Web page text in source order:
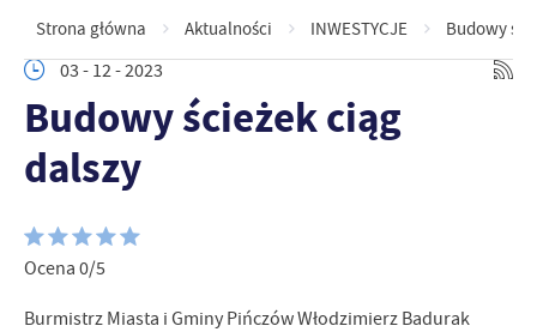
Strona główna Aktualności INWESTYCJE
Budowy
03 - 12 - 2023
Budowy ścieżek ciąg
dalszy
Ocena 0/5
Burmistrz Miasta i Gminy Pińczów Włodzimierz Badurak